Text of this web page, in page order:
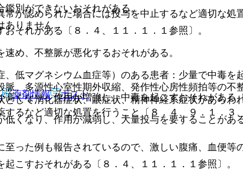
別ができないおそれがある。
それがある〔８．４、１１．１．１参照〕。
め、不整脈が悪化するおそれがある。
低マグネシウム血症等）のある患者：少量で中毒を
くなり、作用が増強し、中毒を起こすおそれがある
くなり、作用が減弱し、大量投与を要することがある
こすおそれがある〔８．４、１１．１．１参照〕。
が認められた場合には投与を中止するなど適切な処
、多源性心室性期外収縮、発作性心房性頻拍等の不
して消化器症状、眼症状、精神神経系症状があら
るなど適切な処置を行うこと〔８．４、９．１．
った例も報告されているので、激しい腹痛、血便等
りません。
薬剤情報 ポスト